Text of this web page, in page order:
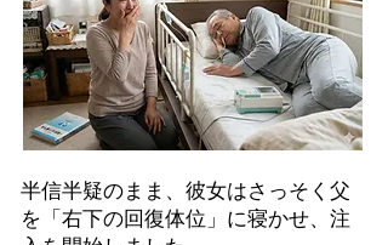
半信半疑のまま、彼女はさっそく父
を「右下の回復体位」に寝かせ、注